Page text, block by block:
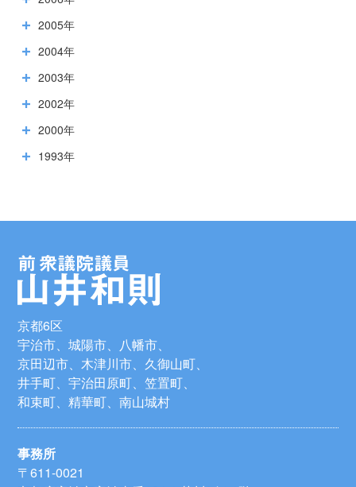
2005年
2004年
2003年
2002年
2000年
1993年
京都6区
宇治市、城陽市、八幡市、
京田辺市、木津川市、久御山町、
井手町、宇治田原町、笠置町、
和束町、精華町、南山城村
事務所
〒611-0021